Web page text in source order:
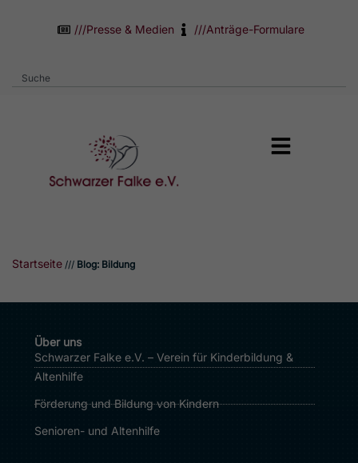
///Presse & Medien ///Anträge-Formulare
Startseite /// Blog: Bildung
Über uns
Schwarzer Falke e.V. – Verein für Kinderbildung &
Altenhilfe
Förderung und Bildung von Kindern
Senioren- und Altenhilfe